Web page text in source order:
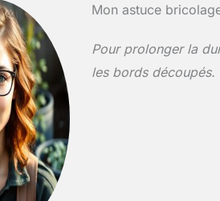
Mon astuce
Pour prolonger la
les bords découpés.